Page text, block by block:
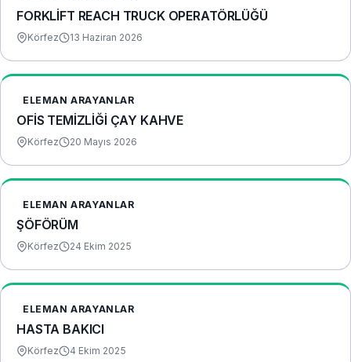
FORKLİFT REACH TRUCK OPERATÖRLÜĞÜ
Körfez 13 Haziran 2026
ELEMAN ARAYANLAR
OFİS TEMİZLİĞİ ÇAY KAHVE
Körfez 20 Mayıs 2026
ELEMAN ARAYANLAR
ŞÖFÖRÜM
Körfez 24 Ekim 2025
ELEMAN ARAYANLAR
HASTA BAKICI
Körfez 4 Ekim 2025